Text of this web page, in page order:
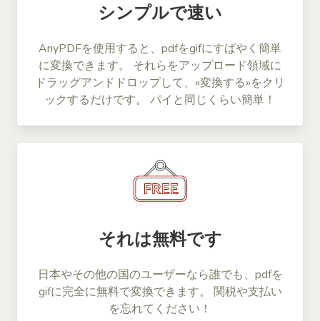
シンプルで速い
AnyPDFを使用すると、pdfをgifにすばやく簡単
に変換できます。 それらをアップロード領域に
ドラッグアンドドロップして、«変換する»をクリ
ックするだけです。 パイと同じくらい簡単！
それは無料です
日本やその他の国のユーザーなら誰でも、pdfを
gifに完全に無料で変換できます。 関税や支払い
を忘れてください！